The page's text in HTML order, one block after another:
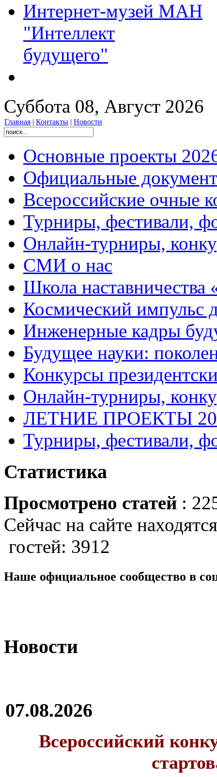
Интернет-музей МАН
"Интеллект
будущего"
Суббота 08, Август 2026
Главная | Контакты | Новости
Основные проекты
Официальные
Всероссийские очные
Турниры, фестивали,
Онлайн-турниры,
СМИ о нас
Школа
Космический импульс
Инженерные кадры
Будущее науки:
Конкурсы
Онлайн-турниры,
ЛЕТНИЕ ПРОЕКТЫ
Турниры, фестивали,
Статистика
Просмотрено статей :
Сейчас на сайте
гостей: 3912
Наше официальное сообщество в
Новости
07.08.2026
Всероссийский